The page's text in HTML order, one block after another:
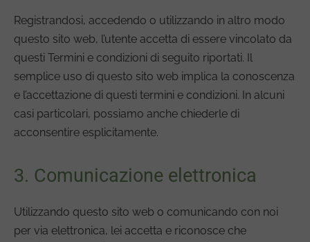
Registrandosi, accedendo o utilizzando in altro modo
questo sito web, l’utente accetta di essere vincolato da
questi Termini e condizioni di seguito riportati. Il
semplice uso di questo sito web implica la conoscenza
e l’accettazione di questi termini e condizioni. In alcuni
casi particolari, possiamo anche chiederle di
acconsentire esplicitamente.
3. Comunicazione elettronica
Utilizzando questo sito web o comunicando con noi
per via elettronica, lei accetta e riconosce che